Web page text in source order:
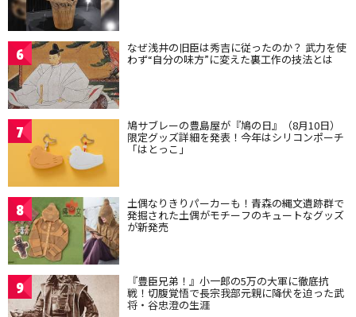
6 なぜ浅井の旧臣は秀吉に従ったのか？ 武力を使
わず“自分の味方”に変えた裏工作の技法とは
7 鳩サブレーの豊島屋が『鳩の日』（8月10日）
限定グッズ詳細を発表！今年はシリコンポーチ
「はとっこ」
8 土偶なりきりパーカーも！青森の縄文遺跡群で
発掘された土偶がモチーフのキュートなグッズ
が新発売
9 『豊臣兄弟！』小一郎の5万の大軍に徹底抗
戦！切腹覚悟で長宗我部元親に降伏を迫った武
将・谷忠澄の生涯